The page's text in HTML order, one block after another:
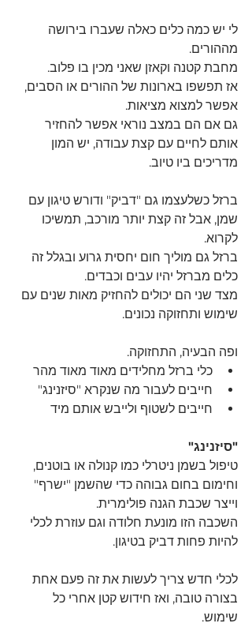
לי יש כמה כלים כאלה שעברו בירושה
מההורים.
מחבת קטנה וקאזן שאני מכין בו פלוב.
אז תפשפו בארונות של ההורים או הסבים,
אפשר למצוא מציאות.
גם אם הם במצב נוראי אפשר להחזיר
אותם לחיים עם קצת עבודה, יש המון
מדריכים ביו טיוב.
ברזל כשלעצמו גם "דביק" ודורש טיגון עם
שמן, אבל זה קצת יותר מורכב, תמשיכו
לקרוא.
ברזל גם מוליך חום יחסית גרוע ובגלל זה
כלים מברזל יהיו עבים וכבדים.
מצד שני הם יכולים להחזיק מאות שנים עם
שימוש ותחזוקה נכונים.
ופה הבעיה, התחזוקה.
כלי ברזל מחלידים מאוד מאוד מהר
חייבים לעבור מה שנקרא "סיזנינג"
חייבים לשטוף ולייבש אותם מיד
"סיזנינג"
טיפול בשמן ניטרלי כמו קנולה או בוטנים,
וחימום בחום גבוהה כדי שהשמן "ישרף"
וייצר שכבת הגנה פולימרית.
השכבה הזו מונעת חלודה וגם עוזרת לכלי
להיות פחות דביק בטיגון.
לכלי חדש צריך לעשות את זה פעם אחת
בצורה טובה, ואז חידוש קטן אחרי כל
שימוש.